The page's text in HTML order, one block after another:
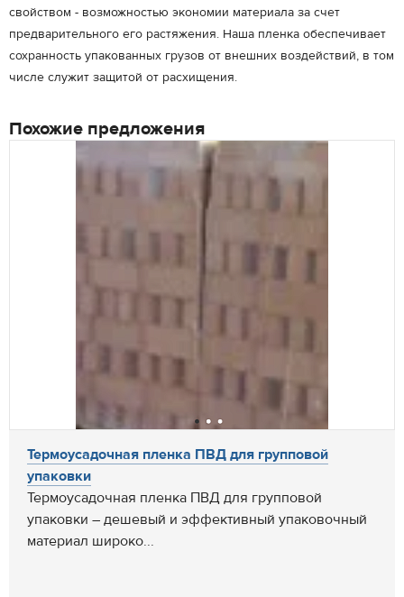
свойством - возможностью экономии материала за счет
предварительного его растяжения. Наша пленка обеспечивает
сохранность упакованных грузов от внешних воздействий, в том
числе служит защитой от расхищения.
Похожие предложения
Термоусадочная пленка ПВД для групповой
упаковки
Термоусадочная пленка ПВД для групповой
упаковки – дешевый и эффективный упаковочный
материал широко...